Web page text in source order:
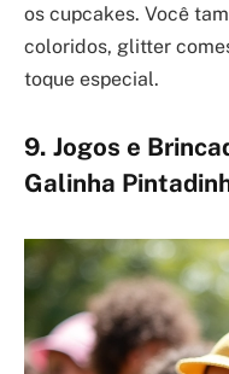
os cupcakes. Você
coloridos, glitter
toque especial.
9. Jogos e
Galinha